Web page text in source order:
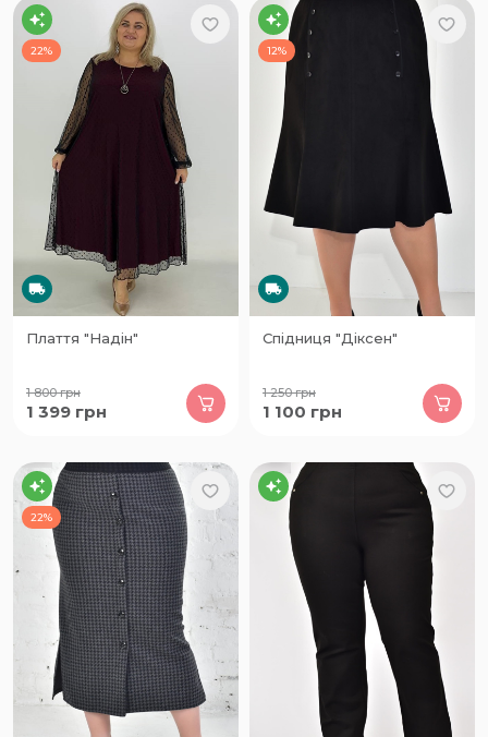
22%
Плаття "Надін"
1 800грн
1 399 грн
12%
Спідниця "Діксен"
1 250грн
1 100 грн
22%